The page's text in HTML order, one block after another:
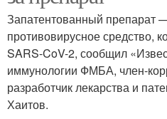
Запатентованный препарат
противовирусное средство,
SARS-CoV-2, сообщил
иммунологии ФМБА, член-
разработчик лекарства и
Хаитов.